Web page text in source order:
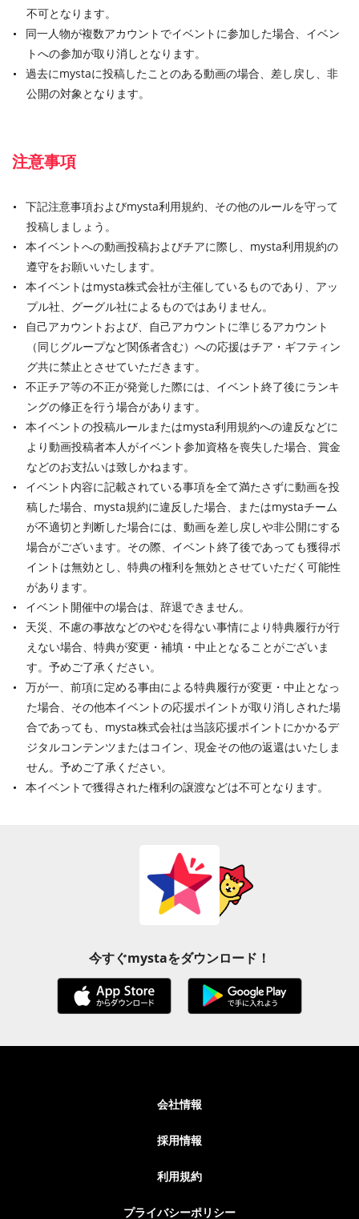
不可となります。
同一人物が複数アカウントでイベントに参加した場合、イベン
トへの参加が取り消しとなります。
過去にmystaに投稿したことのある動画の場合、差し戻し、非
公開の対象となります。
注意事項
下記注意事項およびmysta利用規約、その他のルールを守って
投稿しましょう。
本イベントへの動画投稿およびチアに際し、mysta利用規約の
遵守をお願いいたします。
本イベントはmysta株式会社が主催しているものであり、アッ
プル社、グーグル社によるものではありません。
自己アカウントおよび、自己アカウントに準じるアカウント
（同じグループなど関係者含む）への応援はチア・ギフティン
グ共に禁止とさせていただきます。
不正チア等の不正が発覚した際には、イベント終了後にランキ
ングの修正を行う場合があります。
本イベントの投稿ルールまたはmysta利用規約への違反などに
より動画投稿者本人がイベント参加資格を喪失した場合、賞金
などのお支払いは致しかねます。
イベント内容に記載されている事項を全て満たさずに動画を投
稿した場合、mysta規約に違反した場合、またはmystaチーム
が不適切と判断した場合には、動画を差し戻しや非公開にする
場合がございます。その際、イベント終了後であっても獲得ポ
イントは無効とし、特典の権利を無効とさせていただく可能性
があります。
イベント開催中の場合は、辞退できません。
天災、不慮の事故などのやむを得ない事情により特典履行が行
えない場合、特典が変更・補填・中止となることがございま
す。予めご了承ください。
万が一、前項に定める事由による特典履行が変更・中止となっ
た場合、その他本イベントの応援ポイントが取り消しされた場
合であっても、mysta株式会社は当該応援ポイントにかかるデ
ジタルコンテンツまたはコイン、現金その他の返還はいたしま
せん。予めご了承ください。
本イベントで獲得された権利の譲渡などは不可となります。
今すぐmystaをダウンロード！
会社情報
採用情報
利用規約
プライバシーポリシー